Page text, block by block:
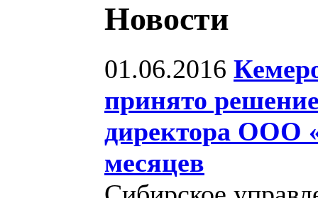
Новости
01.06.2016
принято
директора ООО
месяцев